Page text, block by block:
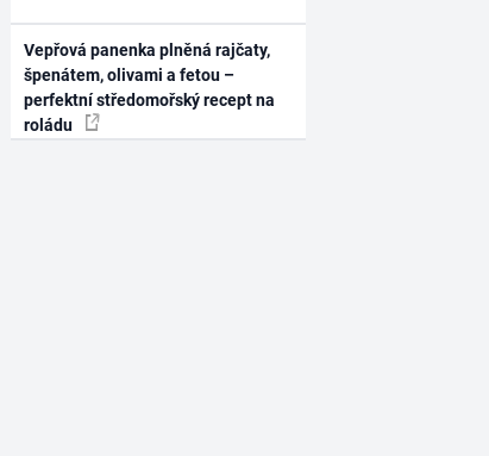
Vepřová panenka plněná rajčaty,
špenátem, olivami a fetou –
perfektní středomořský recept na
roládu